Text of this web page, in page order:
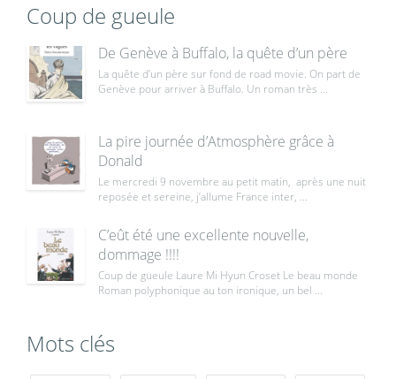
Coup de gueule
De Genève à Buffalo, la quête d’un père
La quête d’un père sur fond de road movie. On part de
Genève pour arriver à Buffalo. Un roman très ...
La pire journée d’Atmosphère grâce à
Donald
Le mercredi 9 novembre au petit matin, après une nuit
reposée et sereine, j’allume France inter, ...
C’eût été une excellente nouvelle,
dommage !!!!
Coup de gueule Laure Mi Hyun Croset Le beau monde
Roman polyphonique au ton ironique, un bel ...
Mots clés